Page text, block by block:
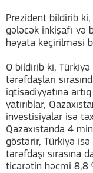
Prezident bildirib
gələcək inkişafı və
həyata keçirilməsi
O bildirib ki, Türkiyə
tərəfdaşları
iqtisadiyyatına
yatırıblar,
investisiyalar isə
Qazaxıstanda 4
göstərir, Türkiyə
tərəfdaşı sırasına
ticarətin həcmi 8,8